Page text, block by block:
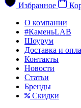
Избранное
О компании
#КаменьLAB
Шоурум
Доставка и
Контакты
Новости
Статьи
Бренды
Скидки